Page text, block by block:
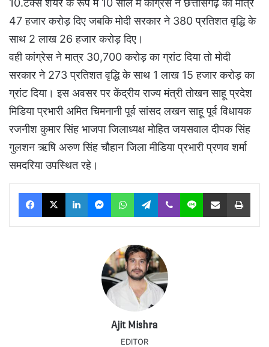
47 हजार करोड़ दिए जबकि मोदी सरकार ने 380 प्रतिशत वृद्धि के
साथ 2 लाख 26 हजार करोड़ दिए।
वही कांग्रेस ने मात्र 30,700 करोड़ का ग्रांट दिया तो मोदी
सरकार ने 273 प्रतिशत वृद्धि के साथ 1 लाख 15 हजार करोड़ का
ग्रांट दिया। इस अवसर पर केंद्रीय राज्य मंत्री तोखन साहू प्रदेश
मिडिया प्रभारी अमित चिमनानी पूर्व सांसद लखन साहू पूर्व विधायक
रजनीश कुमार सिंह भाजपा जिलाध्यक्ष मोहित जयसवाल दीपक सिंह
गुलशन ऋषि अरुण सिंह चौहान जिला मीडिया प्रभारी प्रणव शर्मा
समदरिया उपस्थित रहे।
Facebook
X LinkedInMessengerWhatsAppTelegram
Viber Line Share via Email Print
Ajit Mishra
EDITOR